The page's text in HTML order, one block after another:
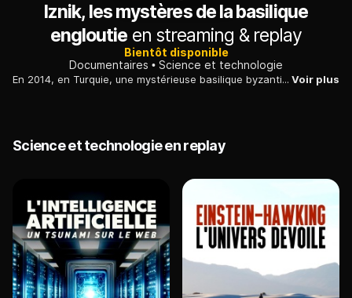
Iznik, les mystères de la basilique
engloutie en streaming & replay
Bientôt disponible
Documentaires
Science et technologie
En 2014, en Turquie, une mystérieuse basilique byzantine engloutie depuis des siècles a été découverte. Des scientifiques tentent de percer ses secrets. Voir plus
Science et technologie en replay